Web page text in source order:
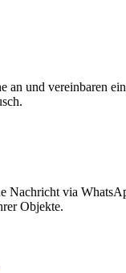
an und vereinbaren
Nachricht via
Objekte.